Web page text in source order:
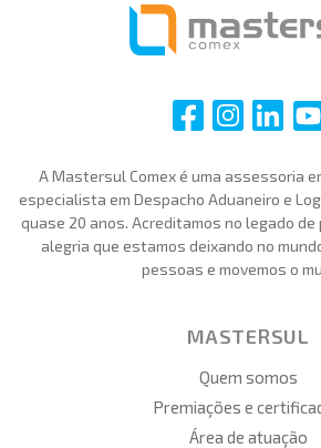
i i i i
A Mastersul Comex é uma assessoria
especialista em Despacho Aduaneiro e
quase 20 anos. Acreditamos no legado
alegria que estamos deixando no
pessoas e movemos o
MASTERSUL
Quem somos
Premiações e
Área de atuação